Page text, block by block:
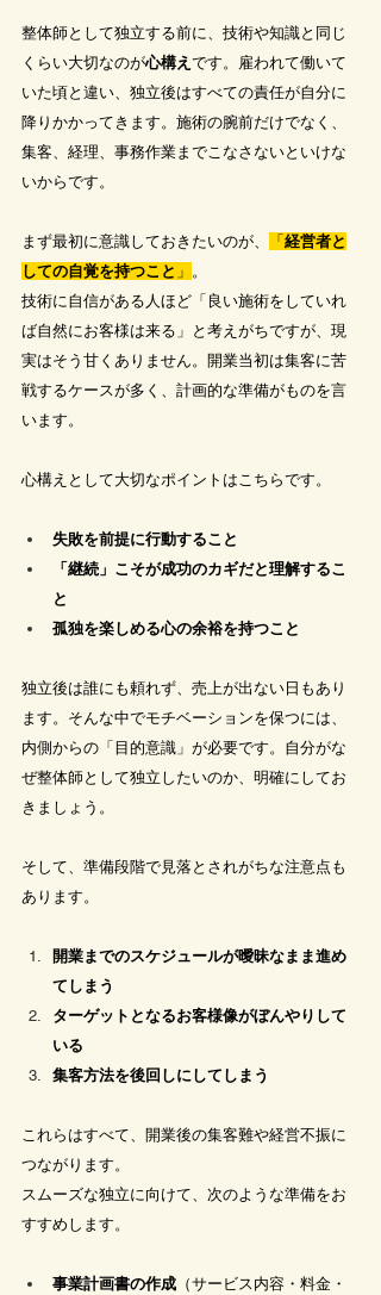
整体師として独立する前に、技術や知識と同じ
くらい大切なのが心構え です。雇われて働いて
いた頃と違い、独立後はすべての責任が自分に
降りかかってきます。施術の腕前だけでなく、
集客、経理、事務作業までこなさないといけな
いからです。
まず最初に意識しておきたいのが、 「 経営者と
しての自覚を持つこと 」 。
技術に自信がある人ほど「良い施術をしていれ
ば自然にお客様は来る」と考えがちですが、現
実はそう甘くありません。開業当初は集客に苦
戦するケースが多く、計画的な準備がものを言
います。
心構えとして大切なポイントはこちらです。
失敗を前提に行動すること
「継続」こそが成功のカギだと理解するこ
と
孤独を楽しめる心の余裕を持つこと
独立後は誰にも頼れず、売上が出ない日もあり
ます。そんな中でモチベーションを保つには、
内側からの「目的意識」が必要です。自分がな
ぜ整体師として独立したいのか、明確にしてお
きましょう。
そして、準備段階で見落とされがちな注意点も
あります。
開業までのスケジュールが曖昧なまま進め
てしまう
ターゲットとなるお客様像がぼんやりして
いる
集客方法を後回しにしてしまう
これらはすべて、開業後の集客難や経営不振に
つながります。
スムーズな独立に向けて、次のような準備をお
すすめします。
事業計画書の作成 （サービス内容・料金・